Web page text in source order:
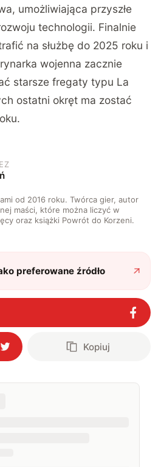
umożliwiająca przyszłe
technologii. Finalnie
na służbę do 2025 roku i
wojenna zacznie
starsze fregaty typu La
ostatni okręt ma zostać
od 2016 roku. Twórca gier, autor
maści, które można liczyć w
oraz książki Powrót do Korzeni.
preferowane źródło
Kopiuj